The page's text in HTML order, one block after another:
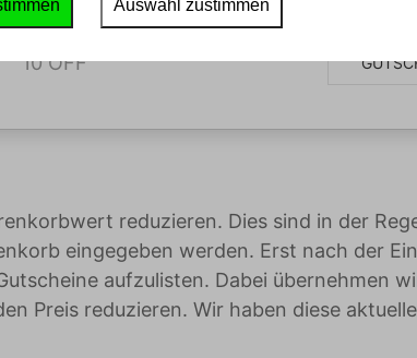
10 OFF
reduzieren. Dies sind in der
eingegeben werden. Erst nach der
aufzulisten. Dabei übernehmen
Preis reduzieren. Wir haben diese
Auswahl zustimmen